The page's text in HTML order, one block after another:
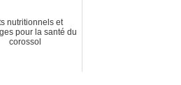
nutritionnels et
pour la santé du
corossol